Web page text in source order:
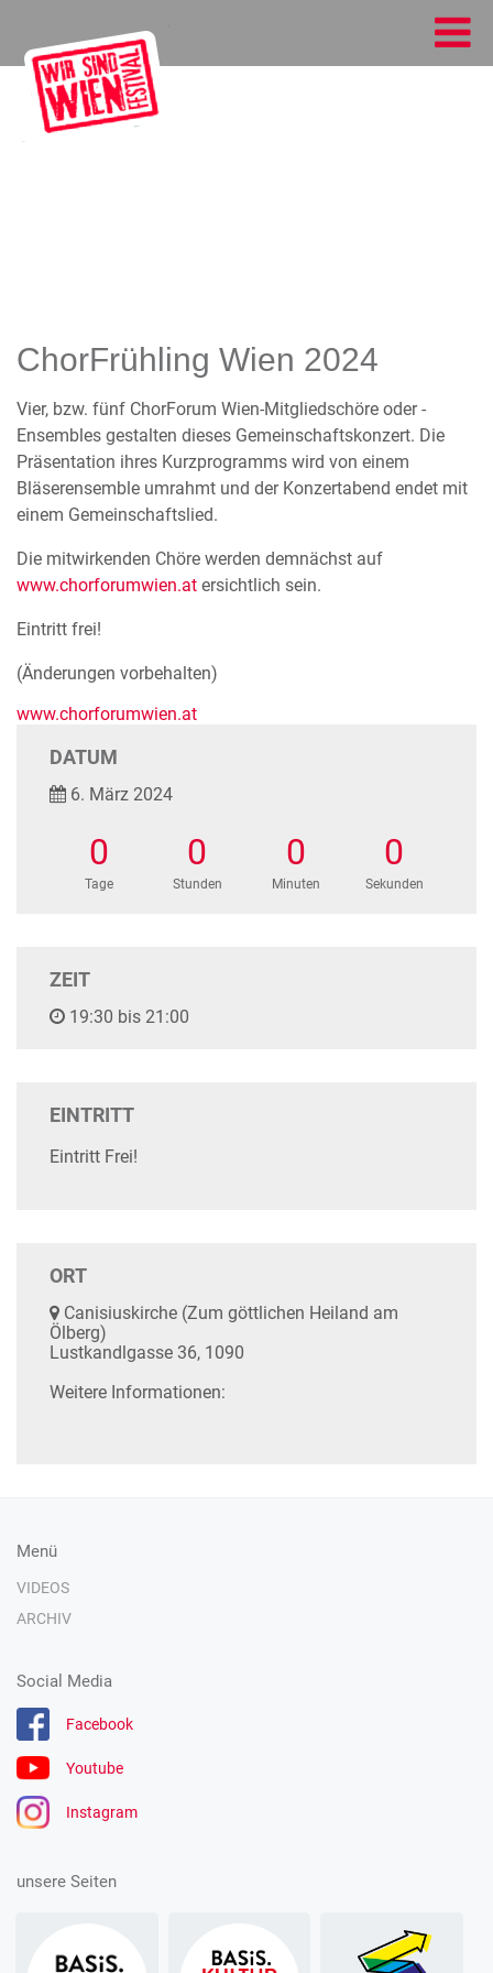
ChorFrühling Wien 2024
Vier, bzw. fünf ChorForum Wien-Mitgliedschöre oder -
Ensembles gestalten dieses Gemeinschaftskonzert. Die
Präsentation ihres Kurzprogramms wird von einem
Bläserensemble umrahmt und der Konzertabend endet mit
einem Gemeinschaftslied.
Die mitwirkenden Chöre werden demnächst auf
www.chorforumwien.at ersichtlich sein.
Eintritt frei!
(Änderungen vorbehalten)
www.chorforumwien.at
DATUM
6. März 2024
0
Tage
0
Stunden
0
Minuten
0
Sekunden
ZEIT
19:30 bis 21:00
EINTRITT
Eintritt Frei!
ORT
Canisiuskirche (Zum göttlichen Heiland am
Ölberg)
Lustkandlgasse 36, 1090
Weitere Informationen:
Menü
VIDEOS
ARCHIV
Social Media
Facebook
Youtube
Instagram
unsere Seiten